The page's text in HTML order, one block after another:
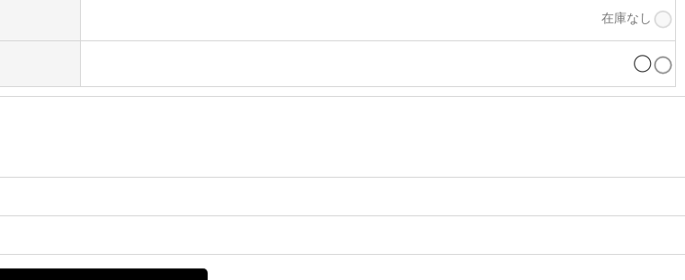
在庫なし
◯